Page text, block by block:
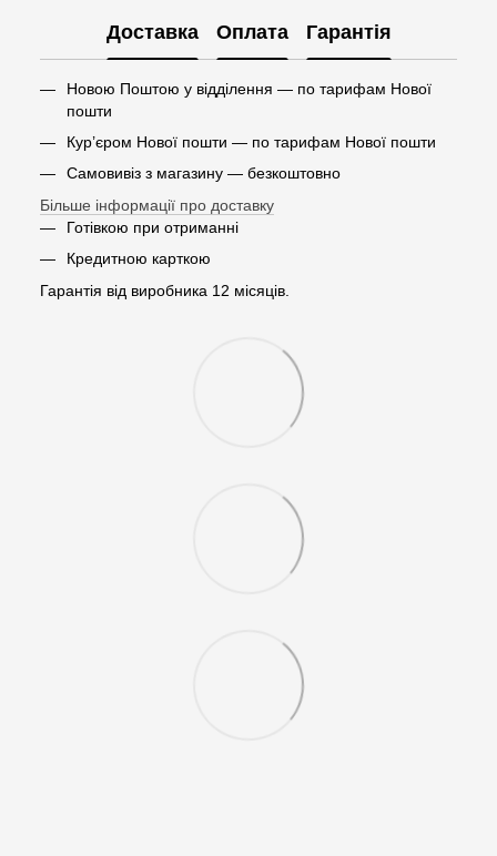
Доставка Оплата Гарантія
Новою Поштою у відділення — по тарифам Нової
пошти
Кур’єром Нової пошти — по тарифам Нової пошти
Самовивіз з магазину — безкоштовно
Більше інформації про доставку
Готівкою при отриманні
Кредитною карткою
Гарантія від виробника 12 місяців.